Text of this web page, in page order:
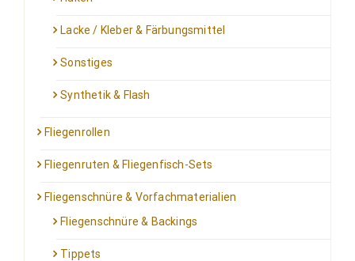
Lacke / Kleber & Färbungsmittel
Sonstiges
Synthetik & Flash
Fliegenrollen
Fliegenruten & Fliegenfisch-Sets
Fliegenschnüre & Vorfachmaterialien
Fliegenschnüre & Backings
Tippets